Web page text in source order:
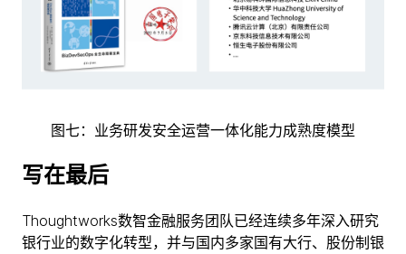
图七：业务研发安全运营一体化能力成熟度模型
写在最后
Thoughtworks数智金融服务团队已经连续多年深入研究
银行业的数字化转型，并与国内多家国有大行、股份制银